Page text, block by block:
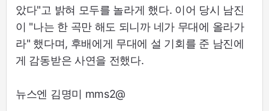
았다"고 밝혀 모두를 놀라게 했다. 이어 당시 남진
이 "나는 한 곡만 해도 되니까 네가 무대에 올라가
라" 했다며, 후배에게 무대에 설 기회를 준 남진에
게 감동받은 사연을 전했다.
뉴스엔 김명미 mms2@